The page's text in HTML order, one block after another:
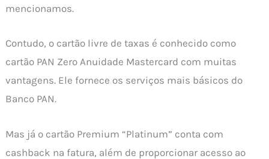
mencionamos.
Contudo, o cartão livre de taxas é conhecido como
cartão PAN Zero Anuidade Mastercard com muitas
vantagens. Ele fornece os serviços mais básicos do
Banco PAN.
Mas já o cartão Premium “Platinum” conta com
cashback na fatura, além de proporcionar acesso ao